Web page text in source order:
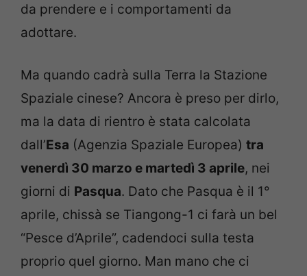
da prendere e i comportamenti da
adottare.
Ma quando cadrà sulla Terra la Stazione
Spaziale cinese? Ancora è preso per dirlo,
ma la data di rientro è stata calcolata
dall’Esa (Agenzia Spaziale Europea) tra
venerdì 30 marzo e martedì 3 aprile, nei
giorni di Pasqua. Dato che Pasqua è il 1°
aprile, chissà se Tiangong-1 ci farà un bel
“Pesce d’Aprile”, cadendoci sulla testa
proprio quel giorno. Man mano che ci